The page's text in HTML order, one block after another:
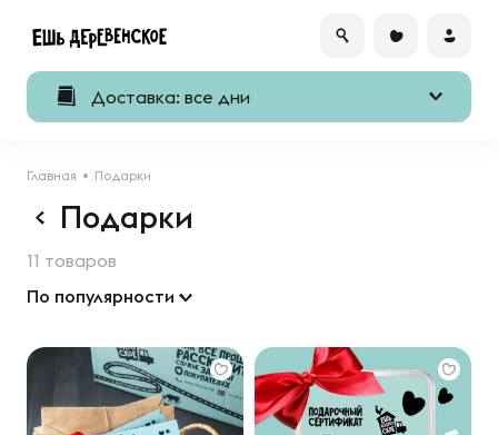
Доставка: все дни
Главная Подарки
Подарки
11 товаров
По популярности